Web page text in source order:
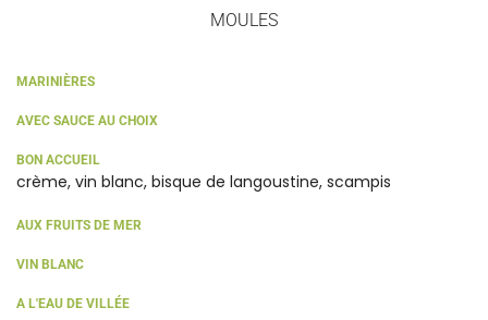
MOULES
MARINIÈRES
AVEC SAUCE AU CHOIX
BON ACCUEIL
crème, vin blanc, bisque de langoustine, scampis
AUX FRUITS DE MER
VIN BLANC
A L'EAU DE VILLÉE